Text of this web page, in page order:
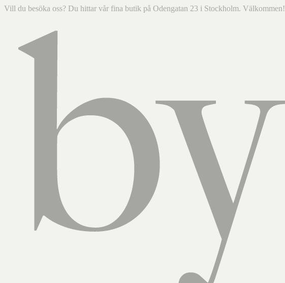
Vill du besöka oss? Du hittar vår fina butik på Odengatan 23 i Stockholm. Välkommen!